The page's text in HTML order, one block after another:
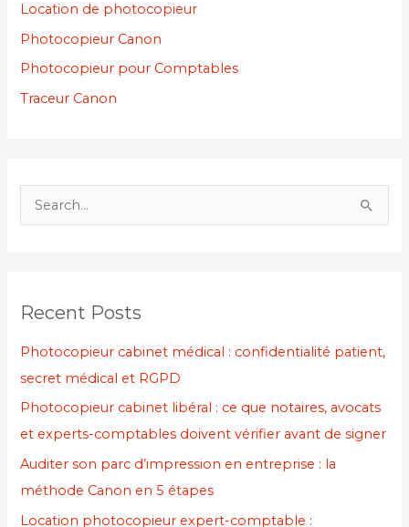
Location de photocopieur
Photocopieur Canon
Photocopieur pour Comptables
Traceur Canon
c
Recent Posts
Photocopieur cabinet médical : confidentialité patient,
secret médical et RGPD
Photocopieur cabinet libéral : ce que notaires, avocats
et experts-comptables doivent vérifier avant de signer
Auditer son parc d’impression en entreprise : la
méthode Canon en 5 étapes
Location photocopieur expert-comptable :